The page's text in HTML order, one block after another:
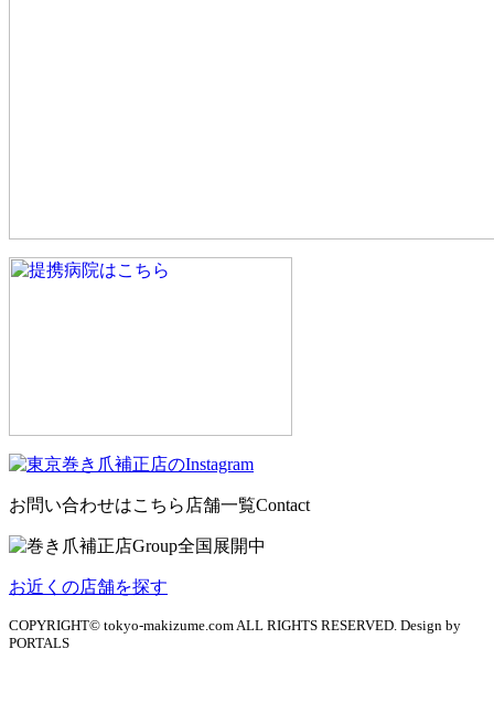
お問い合わせはこちら 店舗一覧Contact
お近くの店舗を探す
COPYRIGHT© tokyo-makizume.com ALL RIGHTS RESERVED. Design by
PORTALS